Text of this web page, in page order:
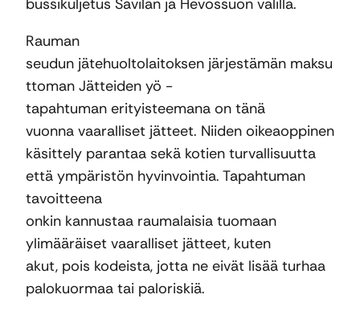
bussikuljetus Savilan ja Hevossuon välillä.
Rauman
seudun jätehuoltolaitoksen järjestämän maksu
ttoman Jätteiden yö -
tapahtuman erityisteemana on tänä
vuonna vaaralliset jätteet. Niiden oikeaoppinen
käsittely parantaa sekä kotien turvallisuutta
että ympäristön hyvinvointia. Tapahtuman
tavoitteena
onkin kannustaa raumalaisia tuomaan
ylimääräiset vaaralliset jätteet, kuten
akut, pois kodeista, jotta ne eivät lisää turhaa
palokuormaa tai paloriskiä.